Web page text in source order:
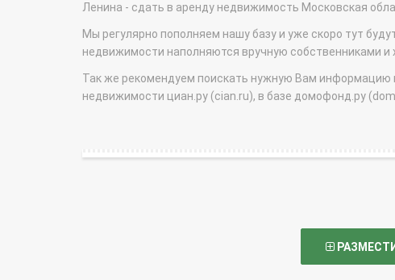
Ленина - сдать в аренду недвижимость Московская
Мы регулярно пополняем нашу базу и уже скоро тут
недвижимости наполняются вручную собственниками и
Так же рекомендуем поискать нужную Вам информацию
недвижимости циан.ру (cian.ru), в базе домофонд.ру